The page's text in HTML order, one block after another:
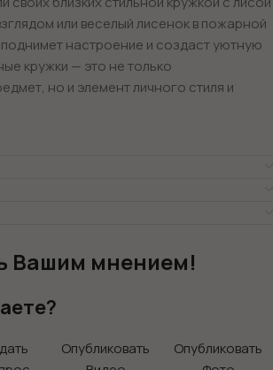
или веселый лисенок в пожарной
настроение и создаст уютную
кружки — это не только
но и элемент личного стиля и
Вашим мнением!
Опубликовать
Опубликовать